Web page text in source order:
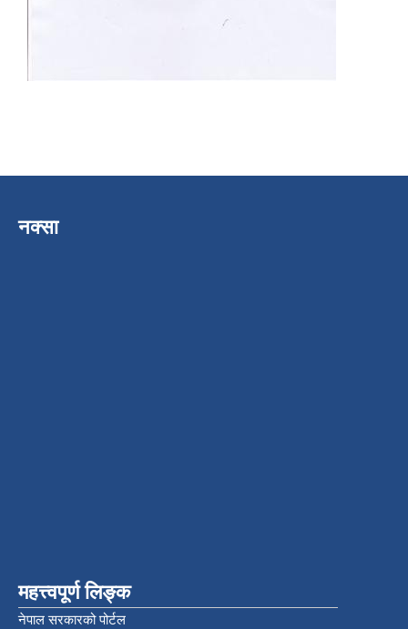
नक्सा
महत्त्वपूर्ण लिङ्क
नेपाल सरकारको पोर्टल